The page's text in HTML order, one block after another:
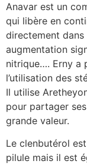
Anavar est un
qui libère en
directement dans
augmentation
nitrique…. Erny a
l’utilisation des
Il utilise
pour partager
grande valeur.
Le clenbutérol
pilule mais il est